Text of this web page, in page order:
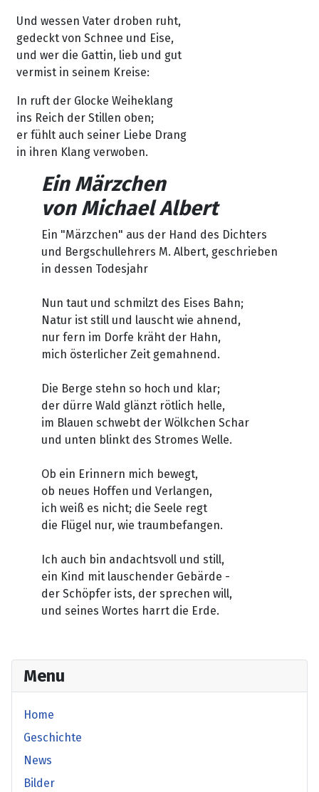
Menu
Home
Geschichte
News
Bilder
Und wessen Vater droben ruht,
gedeckt von Schnee und Eise,
und wer die Gattin, lieb und gut
vermist in seinem Kreise:
In ruft der Glocke Weiheklang
ins Reich der Stillen oben;
er fühlt auch seiner Liebe Drang
in ihren Klang verwoben.
Ein Märzchen
von Michael Albert
Ein "Märzchen" aus der Hand des Dichters
und Bergschullehrers M. Albert, geschrieben
in dessen Todesjahr
Nun taut und schmilzt des Eises Bahn;
Natur ist still und lauscht wie ahnend,
nur fern im Dorfe kräht der Hahn,
mich österlicher Zeit gemahnend.
Die Berge stehn so hoch und klar;
der dürre Wald glänzt rötlich helle,
im Blauen schwebt der Wölkchen Schar
und unten blinkt des Stromes Welle.
Ob ein Erinnern mich bewegt,
ob neues Hoffen und Verlangen,
ich weiß es nicht; die Seele regt
die Flügel nur, wie traumbefangen.
Ich auch bin andachtsvoll und still,
ein Kind mit lauschender Gebärde -
der Schöpfer ists, der sprechen will,
und seines Wortes harrt die Erde.